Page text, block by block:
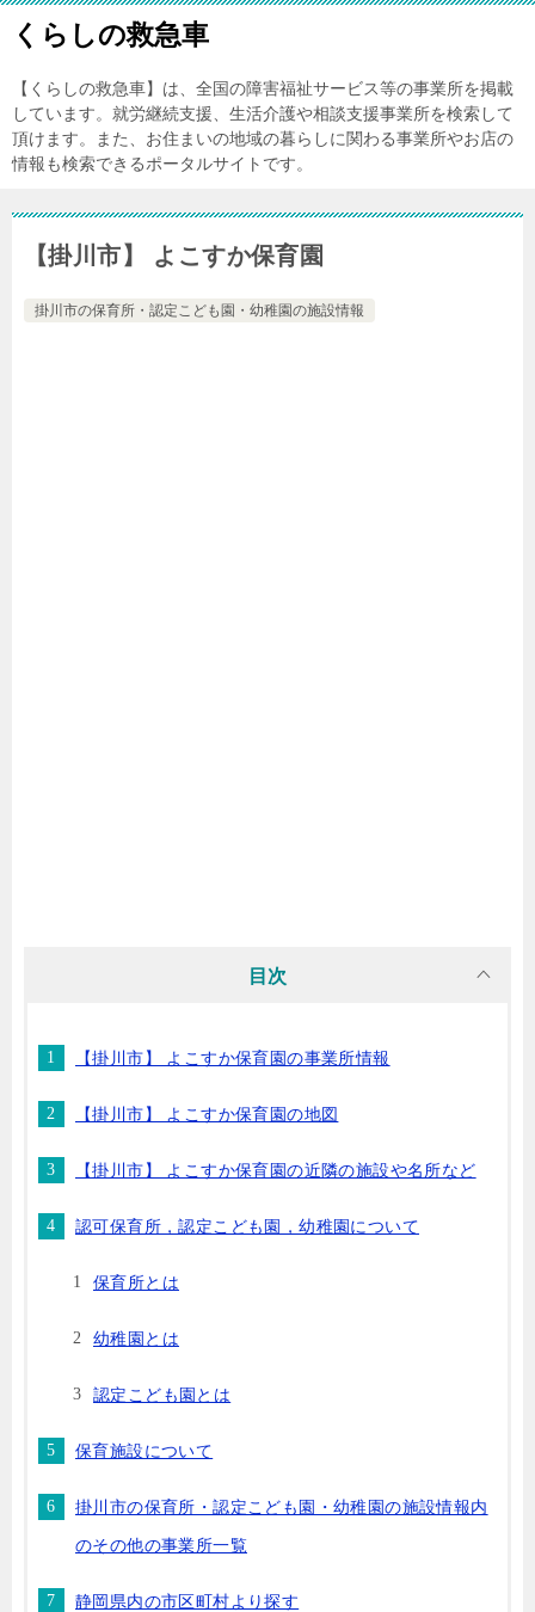
くらしの救急車
【くらしの救急車】は、全国の障害福祉サービス等の事業所を掲載
しています。就労継続支援、生活介護や相談支援事業所を検索して
頂けます。また、お住まいの地域の暮らしに関わる事業所やお店の
情報も検索できるポータルサイトです。
【掛川市】 よこすか保育園
掛川市の保育所・認定こども園・幼稚園の施設情報
目次
【掛川市】 よこすか保育園の事業所情報
【掛川市】 よこすか保育園の地図
【掛川市】 よこすか保育園の近隣の施設や名所など
認可保育所，認定こども園，幼稚園について
保育所とは
幼稚園とは
認定こども園とは
保育施設について
掛川市の保育所・認定こども園・幼稚園の施設情報内
のその他の事業所一覧
静岡県内の市区町村より探す